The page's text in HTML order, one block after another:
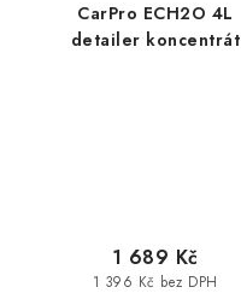
CarPro ECH2O 4L
detailer koncentrát
1 396 Kč bez DPH
1 689 Kč